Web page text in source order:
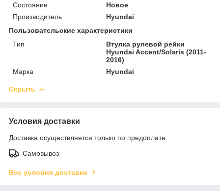
Состояние
Новое
Производитель
Hyundai
Пользовательские характеристики
Тип
Втулка рулевой рейки
Hyundai Accent/Solaris (2011-
2016)
Марка
Hyundai
Скрыть
Условия доставки
Доставка осуществляется только по предоплате.
Самовывоз
Все условия доставки